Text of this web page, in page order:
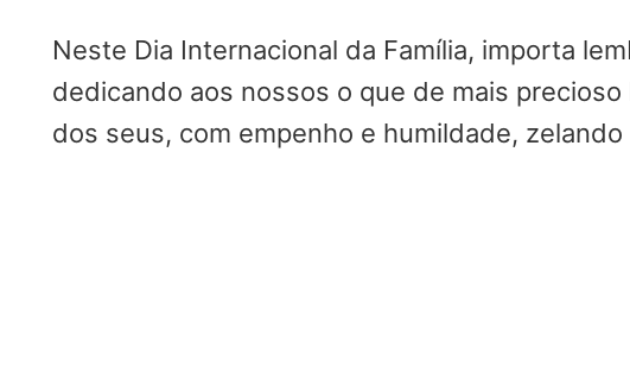
Neste Dia Internacional da Família, importa
dedicando aos nossos o que de mais
dos seus, com empenho e humildade,